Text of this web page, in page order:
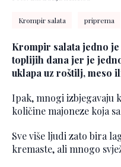
Krompir salata priprema
Krompir salata jedno
toplijih dana jer je
uklapa uz roštilj, meso
Ipak, mnogi izbjegavaju
količine majoneze koja
Sve više ljudi zato bira
kremaste, ali mnogo